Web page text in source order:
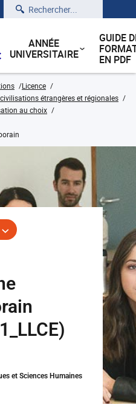
Rechercher
ANNÉE
UNIVERSITAIRE
GUIDE
EN PDF
Licence
étrangères et régionales
au choix
et Sciences Humaines